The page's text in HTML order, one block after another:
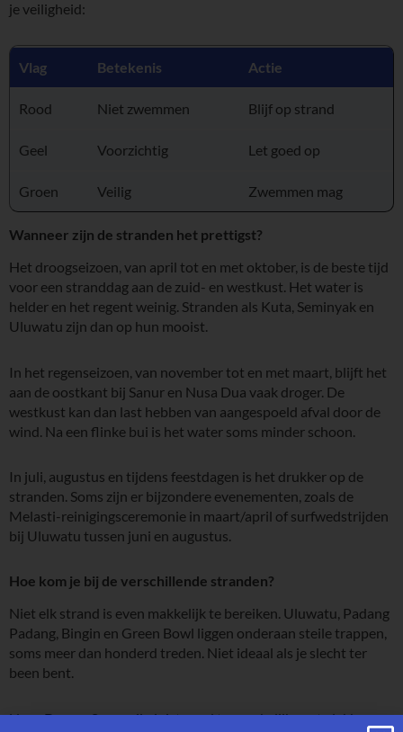
je veiligheid:
Vlag Betekenis Actie
Rood Niet zwemmen Blijf op strand
Geel Voorzichtig Let goed op
Groen Veilig Zwemmen mag
Wanneer zijn de stranden het prettigst?
Het droogseizoen, van april tot en met oktober, is de beste tijd
voor een stranddag aan de zuid- en westkust. Het water is
helder en het regent weinig. Stranden als Kuta, Seminyak en
Uluwatu zijn dan op hun mooist.
In het regenseizoen, van november tot en met maart, blijft het
aan de oostkant bij Sanur en Nusa Dua vaak droger. De
westkust kan dan last hebben van aangespoeld afval door de
wind. Na een flinke bui is het water soms minder schoon.
In juli, augustus en tijdens feestdagen is het drukker op de
stranden. Soms zijn er bijzondere evenementen, zoals de
Melasti-reinigingsceremonie in maart/april of surfwedstrijden
bij Uluwatu tussen juni en augustus.
Hoe kom je bij de verschillende stranden?
Niet elk strand is even makkelijk te bereiken. Uluwatu, Padang
Padang, Bingin en Green Bowl liggen onderaan steile trappen,
soms meer dan honderd treden. Niet ideaal als je slecht ter
been bent.
Nusa Dua en Sanur zijn juist goed toegankelijk, met vlakke